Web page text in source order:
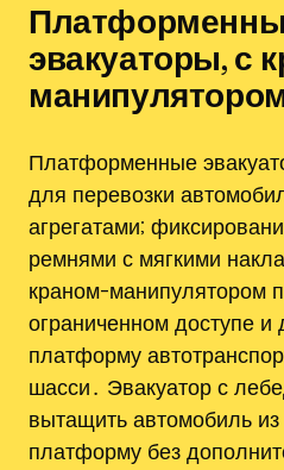
эвакуаторы, с
Платформенные
для перевозки
агрегатами;
ремнями с мягкими
краном-манипулятором
ограниченном доступе
платформу
шасси․ Эвакуатор с
вытащить автомобиль
платформу без